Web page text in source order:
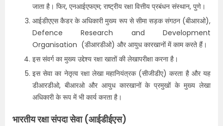
जाता है। फिर, एनआईएफएम; राष्ट्रीय रक्षा वित्तीय प्रबंधन संस्थान, पुणे।
आईडीएएस कैडर के अधिकारी मुख्य रूप से सीमा सड़क संगठन (बीआरओ),
Defence Research and Development
Organisation (डीआरडीओ) और आयुध कारखानों में काम करते हैं।
इस संवर्ग का मुख्य उद्देश्य रक्षा खातों की लेखापरीक्षा करना है।
इस सेवा का नेतृत्व रक्षा लेखा महानियंत्रक (सीजीडीए) करता है और यह
डीआरडीओ, बीआरओ और आयुध कारखानों के प्रमुखों के मुख्य लेखा
अधिकारी के रूप में भी कार्य करता है।
भारतीय रक्षा संपदा सेवा (आईडीईएस)